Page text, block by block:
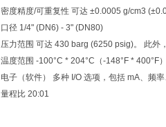
密度精度/可重复性 可达 ±0.0005 g/cm3
口径 1/4" (DN6) - 3" (DN80)
压力范围 可达 430 barg (6250 psig)。 此外
温度范围 -100°C * 204°C（-148°F * 400°F）
电子（软件） 多种 I/O 选项，包括 mA、频
量程比 20:01